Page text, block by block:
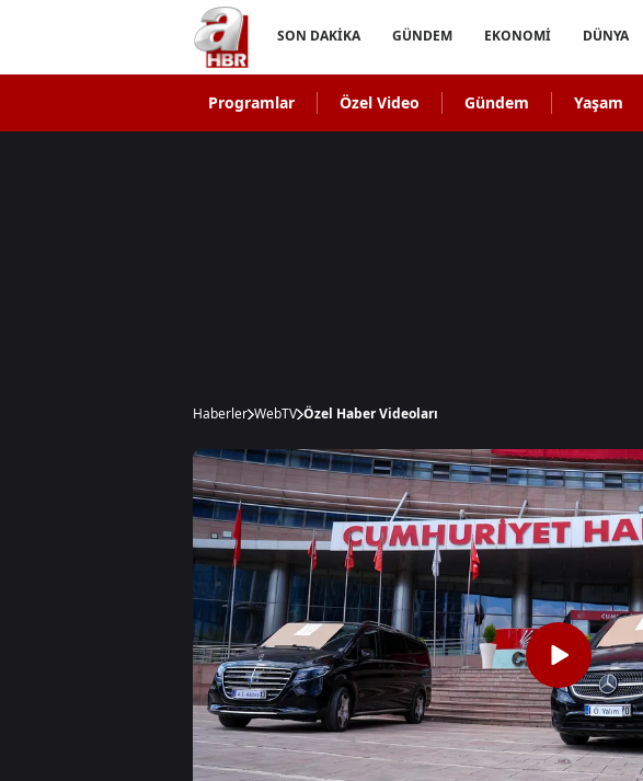
SON DAKİKA GÜNDEM EKONOMİ DÜNYA
Programlar Özel Video Gündem Yaşam
Haberler WebTV Özel Haber Videoları